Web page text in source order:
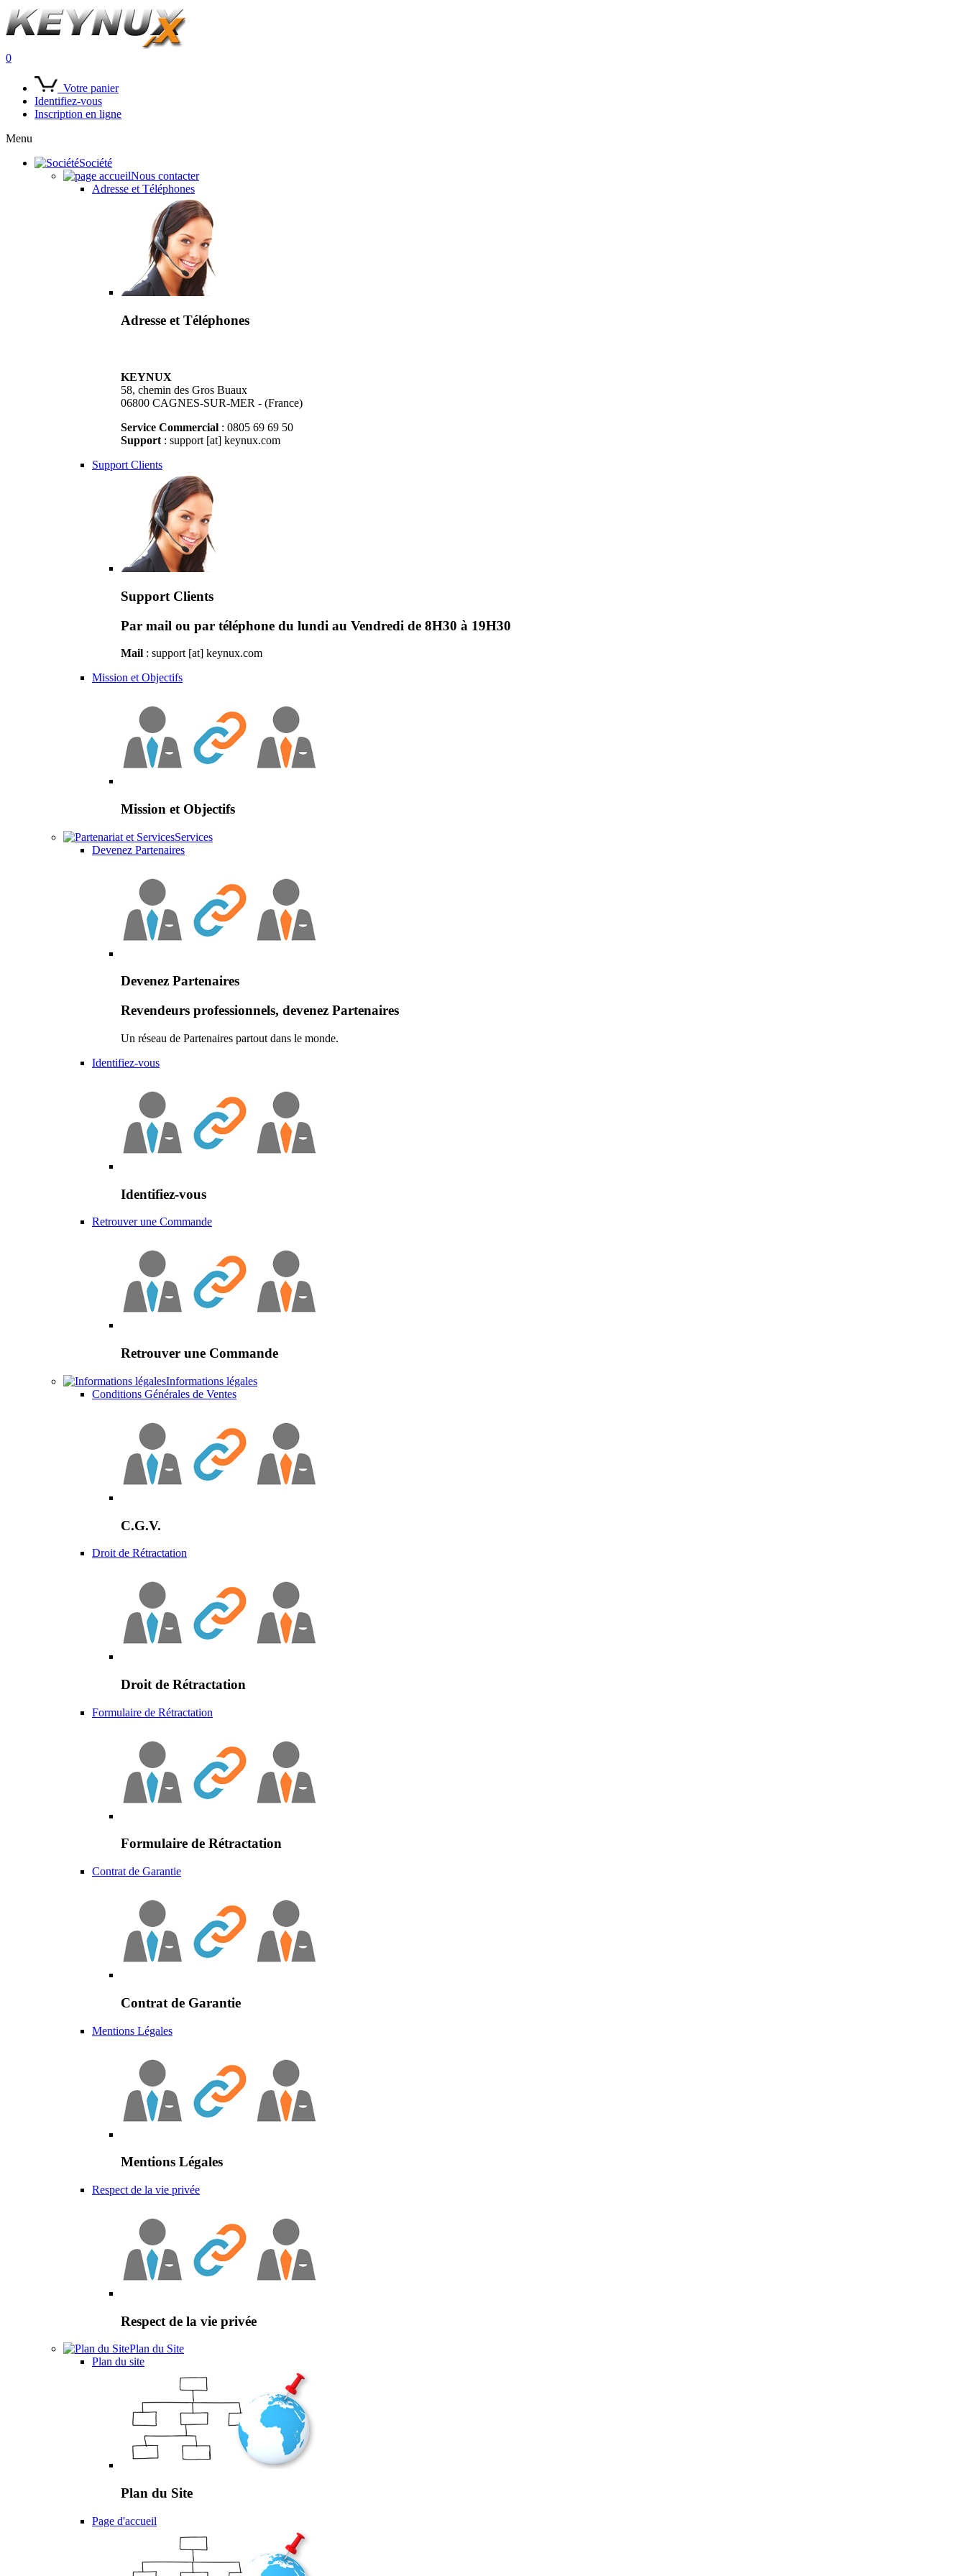
0
Votre panier
Identifiez-vous
Inscription en ligne
Menu
Société
Nous contacter
Adresse et Téléphones
Adresse et Téléphones
KEYNUX
58, chemin des Gros Buaux
06800 CAGNES-SUR-MER - (France)
Service Commercial : 0805 69 69 50
Support : support [at] keynux.com
Support Clients
Support Clients
Par mail ou par téléphone du lundi au Vendredi de 8H30 à 19H30
Mail : support [at] keynux.com
Mission et Objectifs
Mission et Objectifs
Services
Devenez Partenaires
Devenez Partenaires
Revendeurs professionnels, devenez Partenaires
Un réseau de Partenaires partout dans le monde.
Identifiez-vous
Identifiez-vous
Retrouver une Commande
Retrouver une Commande
Informations légales
Conditions Générales de Ventes
C.G.V.
Droit de Rétractation
Droit de Rétractation
Formulaire de Rétractation
Formulaire de Rétractation
Contrat de Garantie
Contrat de Garantie
Mentions Légales
Mentions Légales
Respect de la vie privée
Respect de la vie privée
Plan du Site
Plan du site
Plan du Site
Page d'accueil